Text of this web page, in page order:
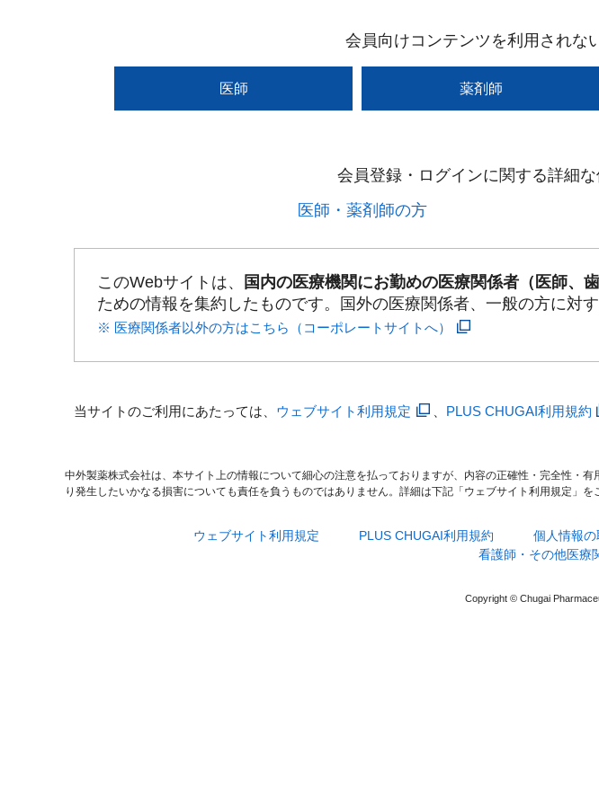
会員向けコンテンツを利用されな
医師 薬剤師
会員登録・ログインに関する詳細
医師・薬剤師の方​
このWebサイトは、 国内の医療機関にお勤めの医療関係者（医師、
ための情報を集約したものです。国外の医療関係者、一般の方に対
※ 医療関係者以外の方はこちら（コーポレートサイトへ）
当サイトのご利用にあたっては、 ウェブサイト利用規定 PLUS CHUGAI利用規約
中外製薬株式会社は、本サイト上の情報について細心の注意を払っておりますが、内容の正確性・完全性・
り発生したいかなる損害についても責任を負うものではありません。詳細は下記「ウェブサイト利用規定」を
ウェブサイト利用規定 PLUS CHUGAI利用規約 個人情報
看護師・その他医療
Copyright © Chugai